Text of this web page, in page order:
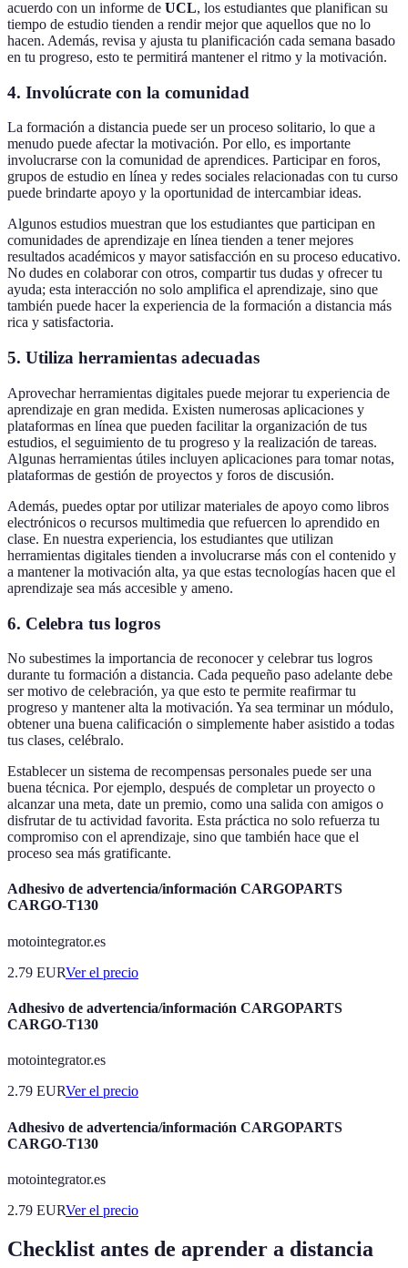
acuerdo con un informe de UCL, los estudiantes que planifican su
tiempo de estudio tienden a rendir mejor que aquellos que no lo
hacen. Además, revisa y ajusta tu planificación cada semana basado
en tu progreso, esto te permitirá mantener el ritmo y la motivación.
4. Involúcrate con la comunidad
La formación a distancia puede ser un proceso solitario, lo que a
menudo puede afectar la motivación. Por ello, es importante
involucrarse con la comunidad de aprendices. Participar en foros,
grupos de estudio en línea y redes sociales relacionadas con tu curso
puede brindarte apoyo y la oportunidad de intercambiar ideas.
Algunos estudios muestran que los estudiantes que participan en
comunidades de aprendizaje en línea tienden a tener mejores
resultados académicos y mayor satisfacción en su proceso educativo.
No dudes en colaborar con otros, compartir tus dudas y ofrecer tu
ayuda; esta interacción no solo amplifica el aprendizaje, sino que
también puede hacer la experiencia de la formación a distancia más
rica y satisfactoria.
5. Utiliza herramientas adecuadas
Aprovechar herramientas digitales puede mejorar tu experiencia de
aprendizaje en gran medida. Existen numerosas aplicaciones y
plataformas en línea que pueden facilitar la organización de tus
estudios, el seguimiento de tu progreso y la realización de tareas.
Algunas herramientas útiles incluyen aplicaciones para tomar notas,
plataformas de gestión de proyectos y foros de discusión.
Además, puedes optar por utilizar materiales de apoyo como libros
electrónicos o recursos multimedia que refuercen lo aprendido en
clase. En nuestra experiencia, los estudiantes que utilizan
herramientas digitales tienden a involucrarse más con el contenido y
a mantener la motivación alta, ya que estas tecnologías hacen que el
aprendizaje sea más accesible y ameno.
6. Celebra tus logros
No subestimes la importancia de reconocer y celebrar tus logros
durante tu formación a distancia. Cada pequeño paso adelante debe
ser motivo de celebración, ya que esto te permite reafirmar tu
progreso y mantener alta la motivación. Ya sea terminar un módulo,
obtener una buena calificación o simplemente haber asistido a todas
tus clases, celébralo.
Establecer un sistema de recompensas personales puede ser una
buena técnica. Por ejemplo, después de completar un proyecto o
alcanzar una meta, date un premio, como una salida con amigos o
disfrutar de tu actividad favorita. Esta práctica no solo refuerza tu
compromiso con el aprendizaje, sino que también hace que el
proceso sea más gratificante.
Adhesivo de advertencia/información CARGOPARTS
CARGO-T130
motointegrator.es
2.79 EURVer el precio
Adhesivo de advertencia/información CARGOPARTS
CARGO-T130
motointegrator.es
2.79 EURVer el precio
Adhesivo de advertencia/información CARGOPARTS
CARGO-T130
motointegrator.es
2.79 EURVer el precio
Checklist antes de aprender a distancia